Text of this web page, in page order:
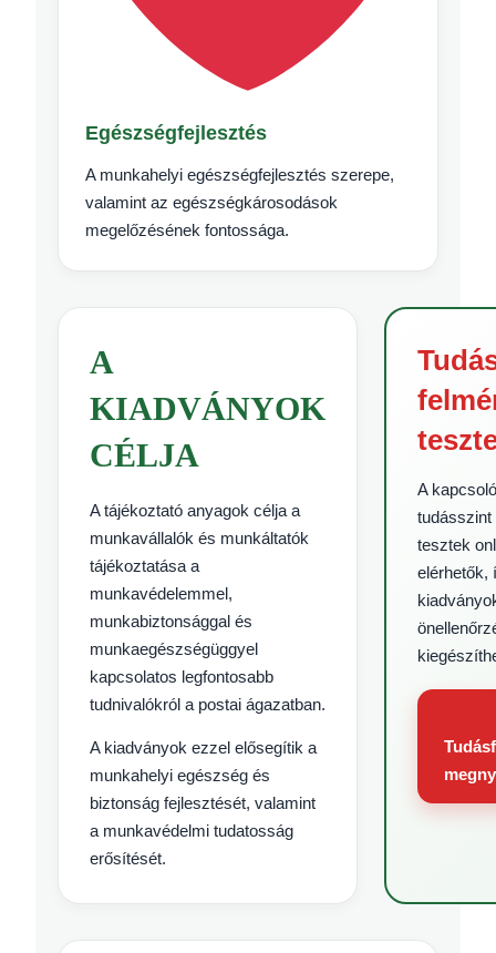
Egészségfejlesztés
A munkahelyi egészségfejlesztés szerepe,
valamint az egészségkárosodások
megelőzésének fontossága.
A
KIADVÁNYOK
CÉLJA
A tájékoztató anyagok célja a
munkavállalók és munkáltatók
tájékoztatása a
munkavédelemmel,
munkabiztonsággal és
munkaegészségüggyel
kapcsolatos legfontosabb
tudnivalókról a postai ágazatban.
A kiadványok ezzel elősegítik a
munkahelyi egészség és
biztonság fejlesztését, valamint
a munkavédelmi tudatosság
erősítését.
A
tudásszint
tesztek
elérhetők,